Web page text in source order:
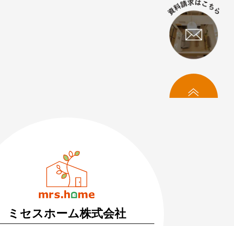
まずはお気軽にご相談ください
家づくりの疑問や不安にお答えします
ミセスホーム株式会社